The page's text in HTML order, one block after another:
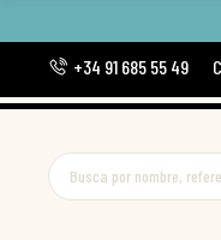
+34 91 685 55 49